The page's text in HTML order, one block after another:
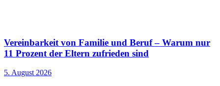
Vereinbarkeit von Familie und Beruf – Warum nur
11 Prozent der Eltern zufrieden sind
5. August 2026